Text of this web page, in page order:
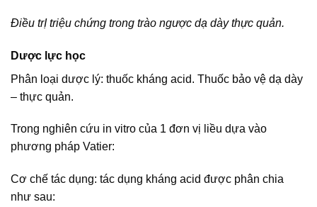
Điều trỊ triệu chứng trong trào ngược dạ dày thực quản.
Dược lực học
Phân loại dược lý: thuốc kháng acid. Thuốc bảo vệ dạ dày
– thực quản.
Trong nghiên cứu in vitro của 1 đơn vị liều dựa vào
phương pháp Vatier:
Cơ chế tác dụng: tác dụng kháng acid được phân chia
như sau: